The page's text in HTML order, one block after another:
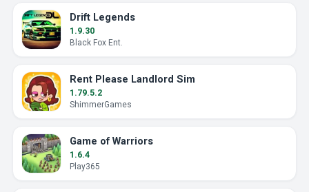
Drift Legends
1.9.30
Black Fox Ent.
Rent Please Landlord Sim
1.79.5.2
ShimmerGames
Game of Warriors
1.6.4
Play365